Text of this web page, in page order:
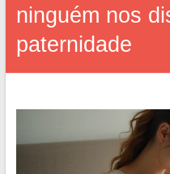
ninguém nos
paternidade